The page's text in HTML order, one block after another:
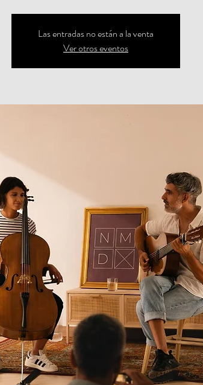
Las entradas no están a la venta
Ver otros eventos